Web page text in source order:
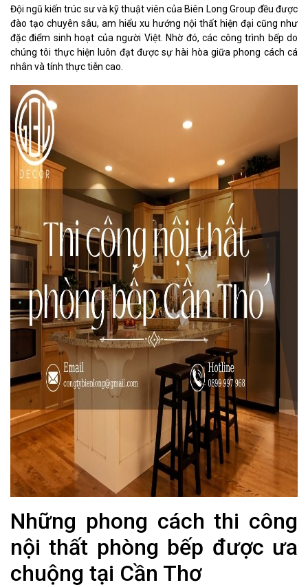
Đội ngũ kiến trúc sư và kỹ thuật viên của Biên Long Group đều được
đào tạo chuyên sâu, am hiểu xu hướng nội thất hiện đại cũng như
đặc điểm sinh hoạt của người Việt. Nhờ đó, các công trình bếp do
chúng tôi thực hiện luôn đạt được sự hài hòa giữa phong cách cá
nhân và tính thực tiễn cao.
Những phong cách thi công
nội thất phòng bếp được ưa
chuộng tại Cần Thơ